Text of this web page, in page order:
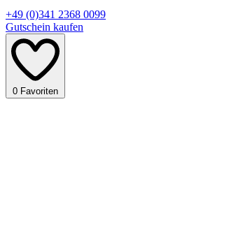
+49 (0)341 2368 0099
Gutschein kaufen
0 Favoriten